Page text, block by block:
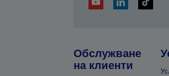
Обслужване
на клиенти